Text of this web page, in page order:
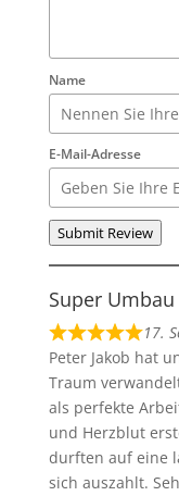
Name
E-Mail-Adresse
Submit Review
Super Umbau
17.
Peter Jakob hat
Traum
als perfekte
und Herzblut
durften auf eine
sich auszahlt.